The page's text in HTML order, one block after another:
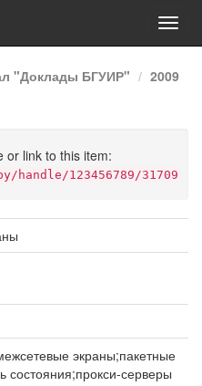
"Доклады БГУИР"
2009
or link to this item:
123456789/31709
экраны;пакетные
состояния;прокси-серверы